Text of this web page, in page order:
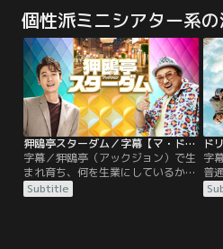
んだ数日後、「現地の彼と結婚す
る」という連絡を受けた二人は急遽
南国の島へ。弁護士になる将来を捨
てて会ったばかりの男と結婚なん
て…。
ん
南
て
て
個性派ミニシアター系
狎鴎亭スターダム／字幕【マ・ドンソク＋チョン・ギョンホ】
字幕／狎鴎亭（アックジョン）で生
まれ育ち、何を生業にしているか誰
も知らないけれど、住民達のあらゆ
ることに精通しコネを持つ狎鴎亭
Subtitle
字
普
ポ
し